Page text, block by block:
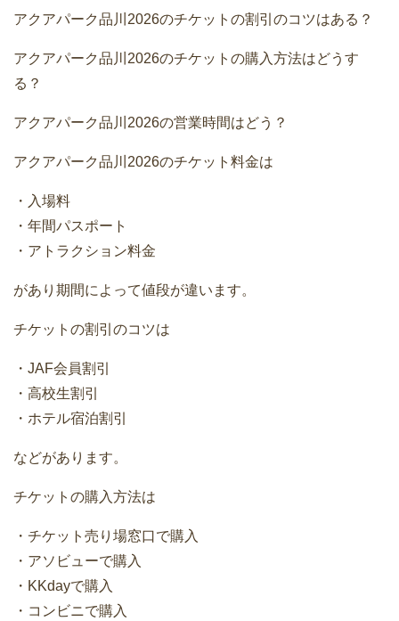
アクアパーク品川2026のチケットの割引のコツはある？
アクアパーク品川2026のチケットの購入方法はどうす
る？
アクアパーク品川2026の営業時間はどう？
アクアパーク品川2026のチケット料金は
・入場料
・年間パスポート
・アトラクション料金
があり期間によって値段が違います。
チケットの割引のコツは
・JAF会員割引
・高校生割引
・ホテル宿泊割引
などがあります。
チケットの購入方法は
・チケット売り場窓口で購入
・アソビューで購入
・KKdayで購入
・コンビニで購入